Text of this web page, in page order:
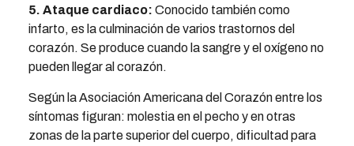
5. Ataque cardiaco: Conocido también como
infarto, es la culminación de varios trastornos del
corazón. Se produce cuando la sangre y el oxígeno no
pueden llegar al corazón.
Según la Asociación Americana del Corazón entre los
síntomas figuran: molestia en el pecho y en otras
zonas de la parte superior del cuerpo, dificultad para